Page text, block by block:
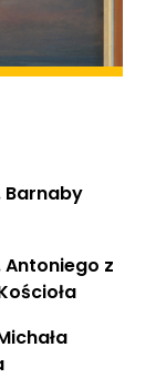
Barnaby
Antoniego z